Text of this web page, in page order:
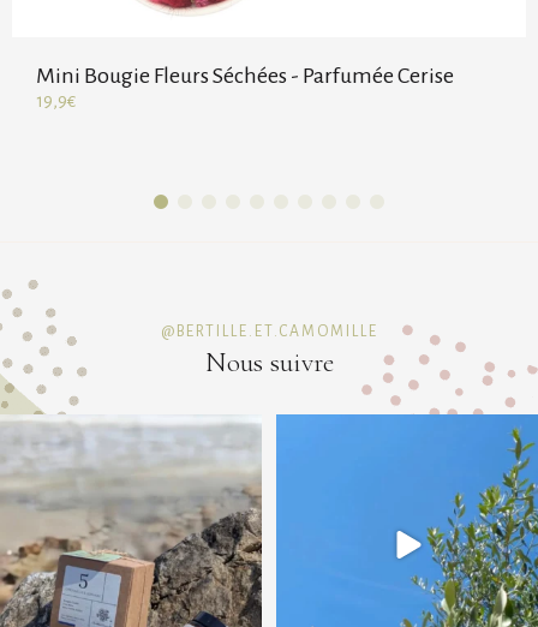
Mini Bougie Fleurs Séchées - Parfumée Cerise
19,9€
@BERTILLE.ET.CAMOMILLE
Nous suivre
21 0